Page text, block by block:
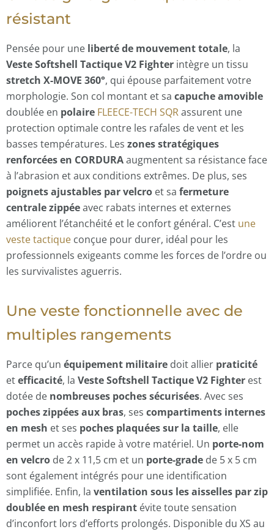
résistant
Pensée pour une liberté de mouvement totale, la
Veste Softshell Tactique V2 Fighter intègre un tissu
stretch X-MOVE 360°, qui épouse parfaitement votre
morphologie. Son col montant et sa capuche amovible
doublée en polaire FLEECE-TECH SQRassurent une
protection optimale contre les rafales de vent et les
basses températures. Les zones stratégiques
renforcées en CORDURAaugmentent sa résistance face
à l’abrasion et aux conditions extrêmes. De plus, ses
poignets ajustables par velcro et sa fermeture
centrale zippéeavec rabats internes et externes
améliorent l’étanchéité et le confort général. C’est une
veste tactique conçue pour durer, idéal pour les
professionnels exigeants comme les forces de l’ordre ou
les survivalistes aguerris.
Une veste fonctionnelle avec de
multiples rangements
Parce qu’un équipement militaire doit allier praticité
etefficacité, la Veste Softshell Tactique V2 Fighter est
dotée de nombreuses poches sécurisées. Avec ses
poches zippées aux bras, ses compartiments internes
en mesh et ses poches plaquées sur la taille, elle
permet un accès rapide à votre matériel. Un porte-nom
en velcro de 2 x 11,5 cm et un porte-grade de 5 x 5 cm
sont également intégrés pour une identification
simplifiée. Enfin, la ventilation sous les aisselles par zip
doublée en mesh respirant évite toute sensation
d’inconfort lors d’efforts prolongés. Disponible du XS au